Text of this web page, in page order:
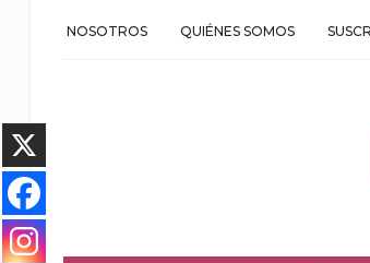
NOSOTROS QUIÉNES SOMOS